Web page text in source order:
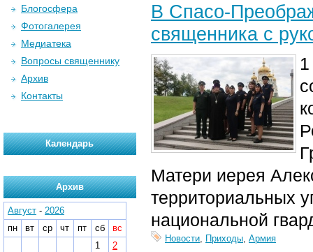
В Спасо-
священника с
Матери иерея
территориальных
национальной
Новости, Приходы, Армия
Блогосфера
Фотогалерея
Медиатека
Вопросы священнику
Архив
Контакты
Календарь
Архив
Август - 2026
пн
вт ср чт пт сб
вс
1
2